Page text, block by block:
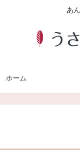
あ
ホーム